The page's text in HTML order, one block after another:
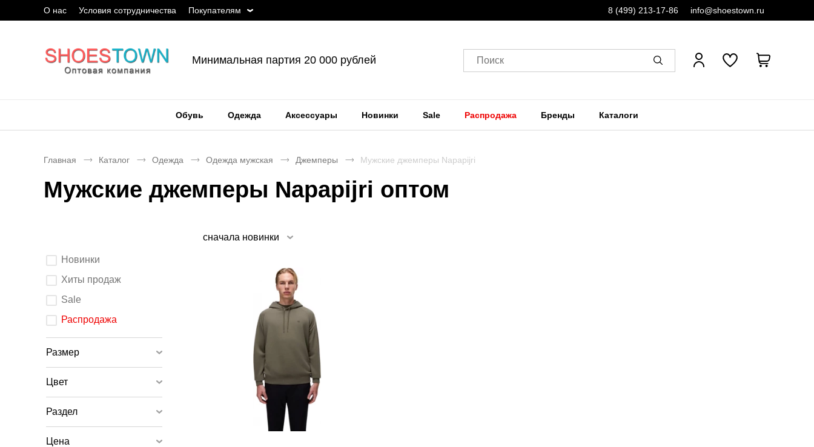
О нас Условия сотрудничества Покупателям 8 (499) 213-17-86 info@shoestown.ru
Минимальная партия 20 000 рублей Поиск
Обувь Одежда Аксессуары Новинки Sale Распродажа Бренды Каталоги
Главная Каталог Одежда Одежда мужская Джемперы Мужские джемперы Napapijri
Мужские джемперы Napapijri оптом
Выберите
параметры
После
изменения
элемента
ввода
обновится.
Новинки
Хиты продаж
Sale
Распродажа
Размер
Цвет
Раздел
Цена
сначала новинки